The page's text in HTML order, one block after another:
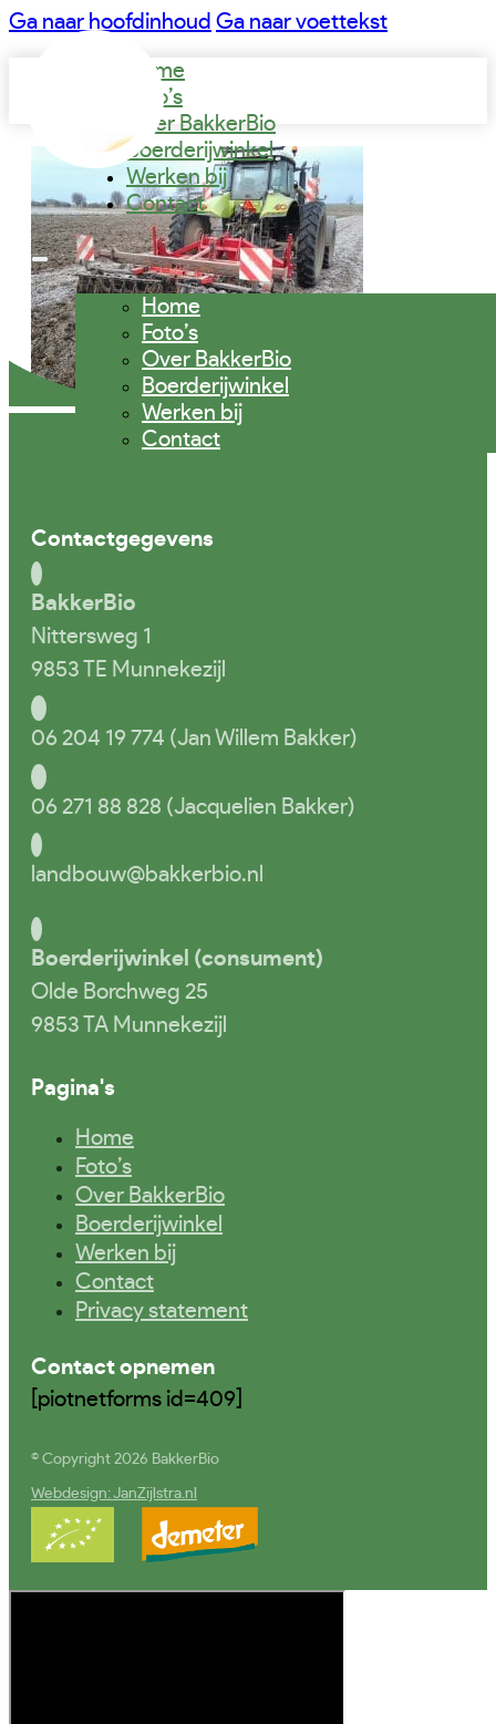
Ga naar hoofdinhoud Ga naar voettekst
Home
Foto’s
Over BakkerBio
Boerderijwinkel
Werken bij
Contact
Home
Foto’s
Over BakkerBio
Boerderijwinkel
Werken bij
Contact
Contactgegevens
BakkerBio
Nittersweg 1
9853 TE Munnekezijl
06 204 19 774 (Jan Willem Bakker)
06 271 88 828 (Jacquelien Bakker)
landbouw@bakkerbio.nl
Boerderijwinkel (consument)
Olde Borchweg 25
9853 TA Munnekezijl
Pagina's
Home
Foto’s
Over BakkerBio
Boerderijwinkel
Werken bij
Contact
Privacy statement
Contact opnemen
[piotnetforms id=409]
© Copyright 2026 BakkerBio
Webdesign: JanZijlstra.nl